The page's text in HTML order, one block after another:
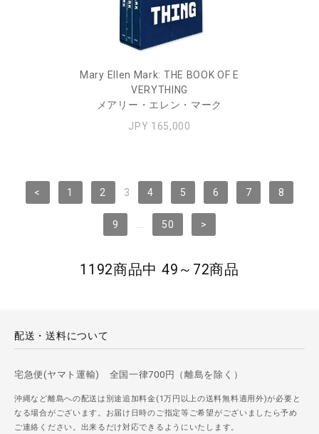
Mary Ellen Mark: THE BOOK OF E
VERYTHING
メアリー・エレン・マーク
JPY 165,000
< 1 2 3 4 5 6 7 8
9 50 >
1192商品中 49～72商品
配送・送料について
宅急便(ヤマト運輸) 全国一律700円（離島を除く）
沖縄など離島への配送は別途追加料金(1万円以上の送料無料適用外)が必要と
なる場合がございます。お届け日時のご指定等ご希望がございましたら予め
ご連絡ください。出来るだけ対応できるようにいたします。